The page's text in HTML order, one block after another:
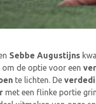
Sebbe Augustijns
de optie voor een
te lichten. De
met een flinke portie